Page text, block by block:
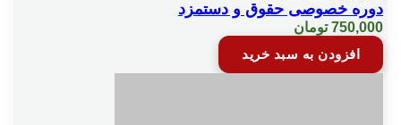
دوره خصوصی حقوق و دستمزد
750,000 تومان
افزودن به سبد خرید